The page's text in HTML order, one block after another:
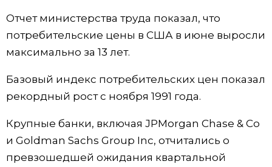
От редакции
Отчет министерства труда показал, что
потребительские цены в США в июне выросли
максимально за 13 лет.
Базовый индекс потребительских цен показал
рекордный рост с ноября 1991 года.
Крупные банки, включая JPMorgan Chase & Co
и Goldman Sachs Group Inc, отчитались о
превзошедшей ожидания квартальной